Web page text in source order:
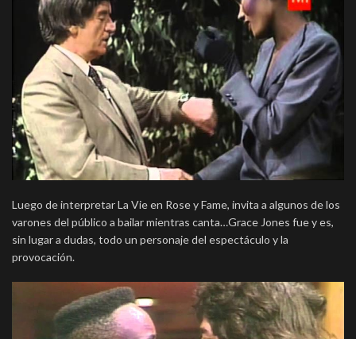
Luego de interpretar La Vie en Rose y Fame, invita a algunos de los
varones del público a bailar mientras canta…Grace Jones fue y es,
sin lugar a dudas, todo un personaje del espectáculo y la
provocación.